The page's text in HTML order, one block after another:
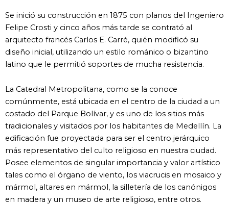
Se inició su construcción en 1875 con planos del Ingeniero
Felipe Crosti y cinco años más tarde se contrató al
arquitecto francés Carlos E. Carré, quién modificó su
diseño inicial, utilizando un estilo románico o bizantino
latino que le permitió soportes de mucha resistencia.
La Catedral Metropolitana, como se la conoce
comúnmente, está ubicada en el centro de la ciudad a un
costado del Parque Bolívar, y es uno de los sitios más
tradicionales y visitados por los habitantes de Medellín. La
edificación fue proyectada para ser el centro jerárquico
más representativo del culto religioso en nuestra ciudad.
Posee elementos de singular importancia y valor artístico
tales como el órgano de viento, los viacrucis en mosaico y
mármol, altares en mármol, la silletería de los canónigos
en madera y un museo de arte religioso, entre otros.